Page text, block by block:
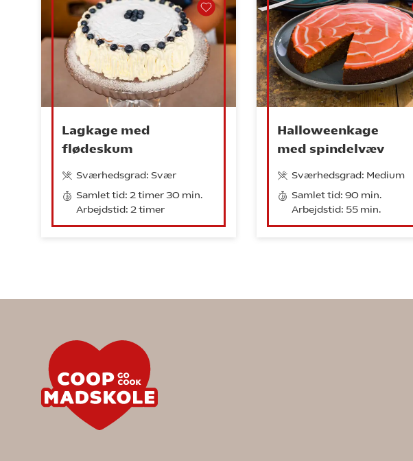
Lagkage med
flødeskum
Sværhedsgrad: Svær
Samlet tid: 2 timer 30 min.
Arbejdstid: 2 timer
Halloweenkage
med spindelvæv
Sværhedsgrad: Medium
Samlet tid: 90 min.
Arbejdstid: 55 min.